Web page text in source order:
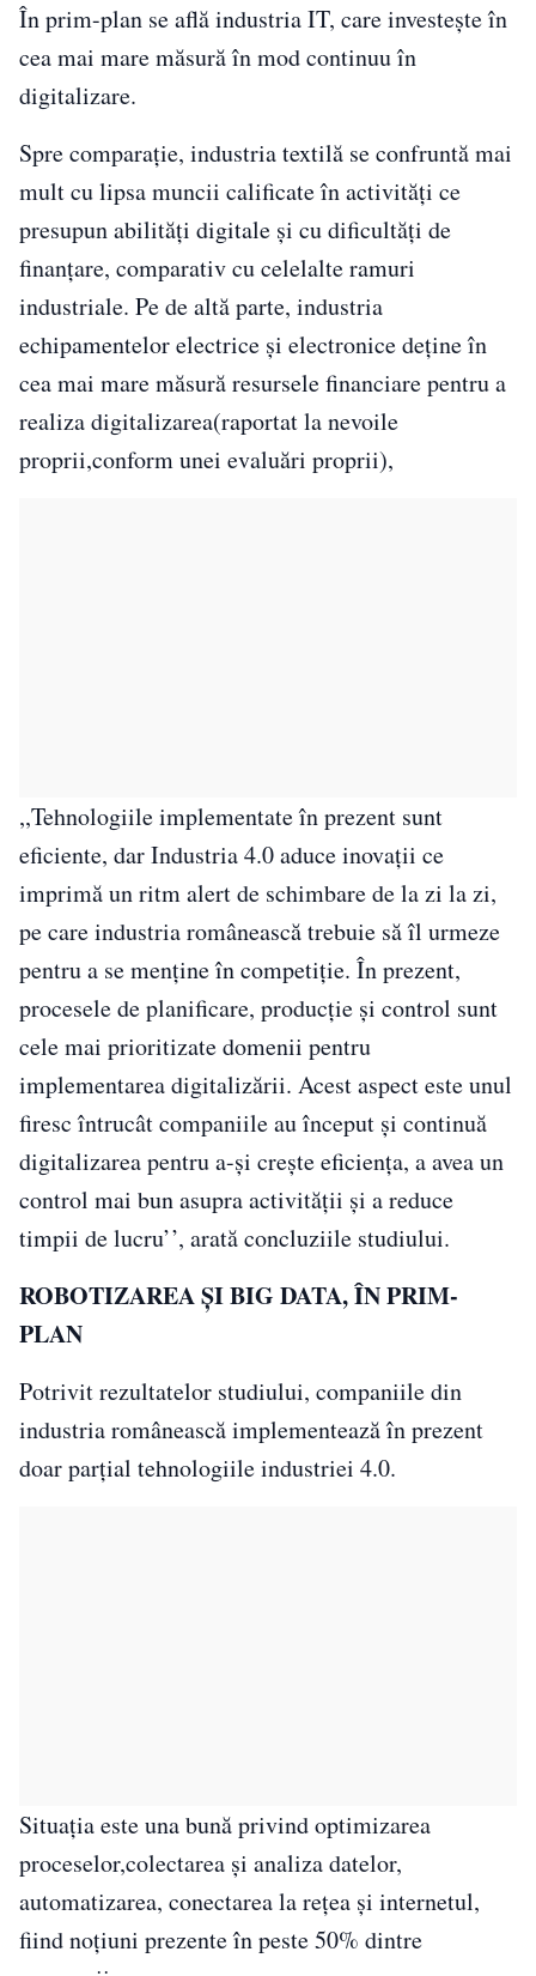
În prim-plan se află industria IT, care investește în
cea mai mare măsură în mod continuu în
digitalizare.
Spre comparație, industria textilă se confruntă mai
mult cu lipsa muncii calificate în activități ce
presupun abilități digitale și cu dificultăți de
finanțare, comparativ cu celelalte ramuri
industriale. Pe de altă parte, industria
echipamentelor electrice și electronice deține în
cea mai mare măsură resursele financiare pentru a
realiza digitalizarea(raportat la nevoile
proprii,conform unei evaluări proprii),
,,Tehnologiile implementate în prezent sunt
eficiente, dar Industria 4.0 aduce inovații ce
imprimă un ritm alert de schimbare de la zi la zi,
pe care industria românească trebuie să îl urmeze
pentru a se menține în competiție. În prezent,
procesele de planificare, producție și control sunt
cele mai prioritizate domenii pentru
implementarea digitalizării. Acest aspect este unul
firesc întrucât companiile au început și continuă
digitalizarea pentru a-și crește eficiența, a avea un
control mai bun asupra activității și a reduce
timpii de lucru’’, arată concluziile studiului.
ROBOTIZAREA ȘI BIG DATA, ÎN PRIM-
PLAN
Potrivit rezultatelor studiului, companiile din
industria românească implementează în prezent
doar parțial tehnologiile industriei 4.0.
Situația este una bună privind optimizarea
proceselor,colectarea și analiza datelor,
automatizarea, conectarea la rețea și internetul,
fiind noțiuni prezente în peste 50% dintre